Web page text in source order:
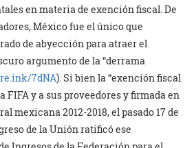
en materia de exención fiscal. De
México fue el único que
de abyección para atraer el
argumento de la “derrama
7dNA). Si bien la “exención fiscal
FIFA y a sus proveedores y firmada en
mexicana 2012-2018, el pasado 17 de
de la Unión ratificó ese